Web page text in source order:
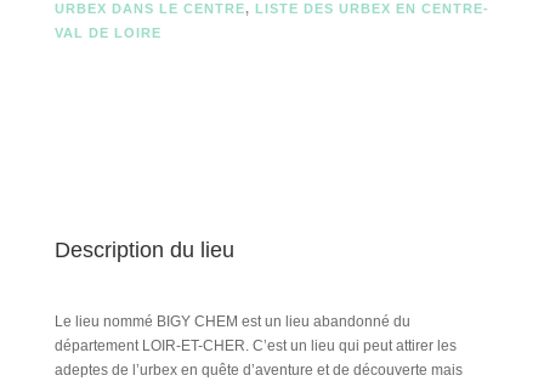
URBEX DANS LE CENTRE, LISTE DES URBEX EN CENTRE-
VAL DE LOIRE
Description du lieu
Le lieu nommé BIGY CHEM est un lieu abandonné du
département LOIR-ET-CHER. C’est un lieu qui peut attirer les
adeptes de l’urbex en quête d’aventure et de découverte mais